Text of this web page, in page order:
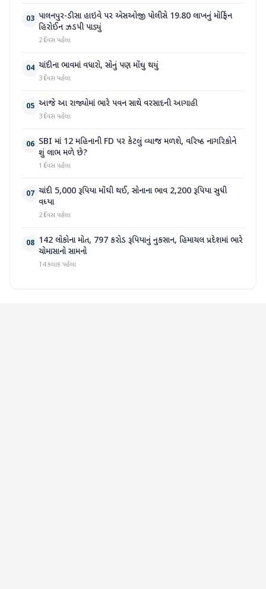
03 પાલનપુર-ડીસા હાઇવે પર એસઓજી પોલીસે 19.80 લાખનું મોર્ફિન
હિરોઈન ઝડપી પાડ્યું
2 દિવસ પહેલા
04 ચાંદીના ભાવમાં વધારો, સોનું પણ મોંઘુ થયું
3 દિવસ પહેલા
05 આજે આ રાજ્યોમાં ભારે પવન સાથે વરસાદની આગાહી
3 દિવસ પહેલા
06 SBI માં 12 મહિનાની FD પર કેટલું વ્યાજ મળશે, વરિષ્ઠ નાગરિકોને
શું લાભ મળે છે?
1 દિવસ પહેલા
07 ચાંદી 5,000 રૂપિયા મોંઘી થઈ, સોનાના ભાવ 2,200 રૂપિયા સુધી
વધ્યા
2 દિવસ પહેલા
08 142 લોકોના મોત, 797 કરોડ રૂપિયાનું નુકસાન, હિમાચલ પ્રદેશમાં ભારે
ચોમાસાનો સામનો
14 કલાક પહેલા